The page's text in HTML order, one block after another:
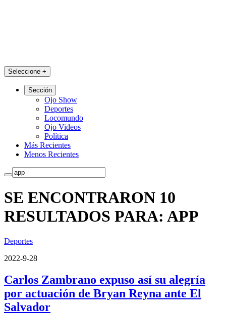
Seleccione +
Sección
Ojo Show
Deportes
Locomundo
Ojo Videos
Política
Más Recientes
Menos Recientes
SE ENCONTRARON 10
RESULTADOS PARA: APP
Deportes
2022-9-28
Carlos Zambrano expuso así su alegría
por actuación de Bryan Reyna ante El
Salvador